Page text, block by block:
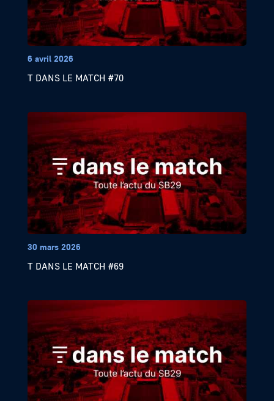
6 avril 2026
T DANS LE MATCH #70
30 mars 2026
T DANS LE MATCH #69